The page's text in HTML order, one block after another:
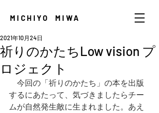
MICHIYO MIWA
祈りのかたちLow vision プ
ロジェクト
2021年10月24日
今回の「祈りのかたち」の本を出版
するにあたって、気づきましたらチー
ムが自然発生敵に生まれました。あえ